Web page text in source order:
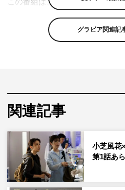
この番組は、日本全国の老若男
ティ。「今年も暑い！海で食べ
ランキング！」「夏季オリンピ
解答者として、7月スタートの新
～警視庁身元不明人相談室～』
子、阿部亮平（Snow Man）、柳
ん』チームの福原遥、上杉柊平
孤独な死よ』チームの成田凌、
さらに、パリオリンピック応援
グラビア関連記
関連記事
小芝風花
第1話あ